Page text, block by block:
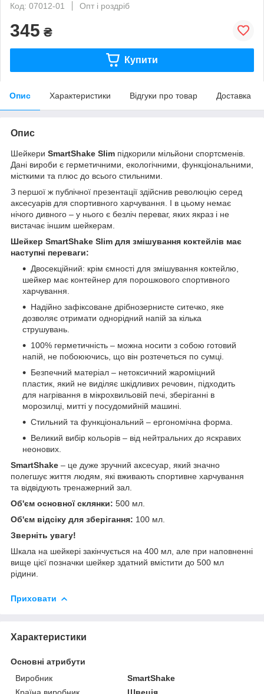
Код: 07012-01
Опт і роздріб
345 ₴
Купити
Опис Характеристики Відгуки про товар Доставка
Опис
Шейкери SmartShake Slim підкорили мільйони спортсменів.
Дані вироби є герметичними, екологічними, функціональними,
місткими та плюс до всього стильними.
З першої ж публічної презентації здійснив революцію серед
аксесуарів для спортивного харчування. І в цьому немає
нічого дивного – у нього є безліч переваг, яких якраз і не
вистачає іншим шейкерам.
Шейкер SmartShake Slim для змішування коктейлів має
наступні переваги:
Двосекційний: крім ємності для змішування коктейлю,
шейкер має контейнер для порошкового спортивного
харчування.
Надійно зафіксоване дрібнозернисте ситечко, яке
дозволяє отримати однорідний напій за кілька
струшувань.
100% герметичність – можна носити з собою готовий
напій, не побоюючись, що він розтечеться по сумці.
Безпечний матеріал – нетоксичний жароміцний
пластик, який не виділяє шкідливих речовин, підходить
для нагрівання в мікрохвильовій печі, зберіганні в
морозилці, митті у посудомийній машині.
Стильний та функціональний – ергономічна форма.
Великий вибір кольорів – від нейтральних до яскравих
неонових.
SmartShake – це дуже зручний аксесуар, який значно
полегшує життя людям, які вживають спортивне харчування
та відвідують тренажерний зал.
Об'єм основної склянки: 500 мл.
Об'єм відсіку для зберігання: 100 мл.
Зверніть увагу!
Шкала на шейкері закінчується на 400 мл, але при наповненні
вище цієї позначки шейкер здатний вмістити до 500 мл
рідини.
Приховати
Характеристики
Основні атрибути
Виробник
SmartShake
Країна виробник
Швеція